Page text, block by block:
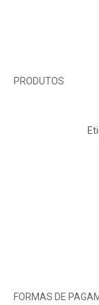
PRODUTOS
FORMAS DE